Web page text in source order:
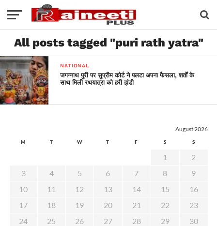
All posts tagged "puri rath yatra"
NATIONAL
जगन्नाथ पुरी पर सुप्रीम कोर्ट ने पलटा अपना फैसला, शर्तों के
साथ मिली रथयात्रा को हरी झंडी
August 2026
M T W T F S S
1
2
3
4 5 6 7 8
9
10
11 12 13 14 15
16
17
18 19 20 21 22
23
24
25 26 27 28 29
30